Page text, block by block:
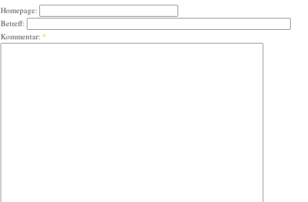
Homepage:
Betreff:
Kommentar: *